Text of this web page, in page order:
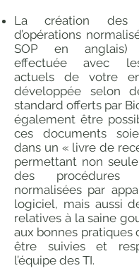
La création des
d’opérations
SOP en
effectuée avec
actuels de votre
développée selon
standard offerts par
également être
ces documents
dans un « livre de
permettant non
des procédures
normalisées par
logiciel, mais aussi
relatives à la saine
aux bonnes pratiques
être suivies et
l’équipe des TI.